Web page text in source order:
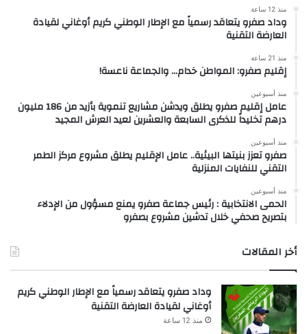
منذ 12 ساعة
وداد صفرو يتعاقد رسمياً مع الإطار الوطني كريم أوغاني لقيادة
العارضة التقنية
منذ 21 ساعة
إقليم صفرو: المواطن خدام… والجماعة ناعسة!
منذ أسبوعين
عامل إقليم صفرو يطلق ويدشن مشاريع تنموية بأزيد من 186 مليون
درهم تخليداً للذكرى السابعة والعشرين لعيد العرش المجيد
منذ أسبوعين
صفرو تعزز بنيتها البيئية.. عامل الإقليم يطلق مشروع مركز الطمر
التقني للنفايات المنزلية
منذ أسبوعين
الحمى الانتخابية : رئيس جماعة صفرو يمنع مسؤول من الإدلاء
بتصريح صحفي خلال تدشين مشروع بصفرو
أخر المقالات
وداد صفرو يتعاقد رسمياً مع الإطار الوطني كريم
أوغاني لقيادة العارضة التقنية
منذ 12 ساعة